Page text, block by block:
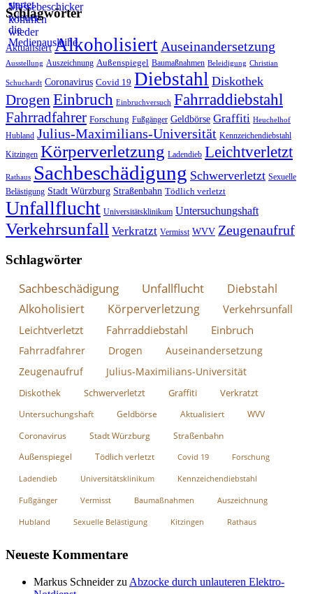
Schlagwörter
Aktualisiert Alkoholisiert Auseinandersetzung
Ausstellung Auszeichnung Außenspiegel Baumaßnahmen Beleidigung Christian
Schuchardt Coronavirus Covid 19 Diebstahl Diskothek
Drogen Einbruch Einbruchversuch Fahrraddiebstahl
Fahrradfahrer Forschung Fußgänger Geldbörse Graffiti Heuchelhof
Hubland Julius-Maximilians-Universität Kennzeichendiebstahl
Kitzingen Körperverletzung Ladendieb Leichtverletzt
Rathaus Sachbeschädigung Schwerverletzt Sexuelle
Belästigung Stadt Würzburg Straßenbahn Tödlich verletzt
Unfallflucht Universitätsklinikum Untersuchungshaft
Verkehrsunfall Verkratzt Vermisst WVV Zeugenaufruf
Schlagwörter
Sachbeschädigung Unfallflucht
Diebstahl
Alkoholisiert
Körperverletzung Verkehrsunfall
Leichtverletzt Fahrraddiebstahl Einbruch
Fahrradfahrer Drogen
Auseinandersetzung
Zeugenaufruf
Julius-Maximilians-Universität
Diskothek Schwerverletzt Graffiti Verkratzt
Untersuchungshaft Geldbörse Aktualisiert
WVV
Coronavirus
Stadt Würzburg Straßenbahn
Außenspiegel Tödlich verletzt Covid 19 Forschung
Ladendieb Universitätsklinikum Kennzeichendiebstahl
Fußgänger Vermisst Baumaßnahmen Auszeichnung
Hubland Sexuelle Belästigung Kitzingen Rathaus
Neueste Kommentare
Markus Schneiderzu Abzocke durch unlauteren Elektro-